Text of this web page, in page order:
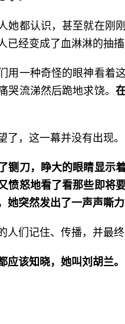
都认识，甚至就在刚
已经变成了血淋淋的抽搐
一种奇怪的眼神看着这
哭流涕然后跪地求饶。
，这一幕并没有出现。
铡刀，睁大的眼睛显示
愤怒地看了看那些即将
她突然发出了一声声嘶
们记住、传播，并最终
应该知晓，她叫刘胡兰。